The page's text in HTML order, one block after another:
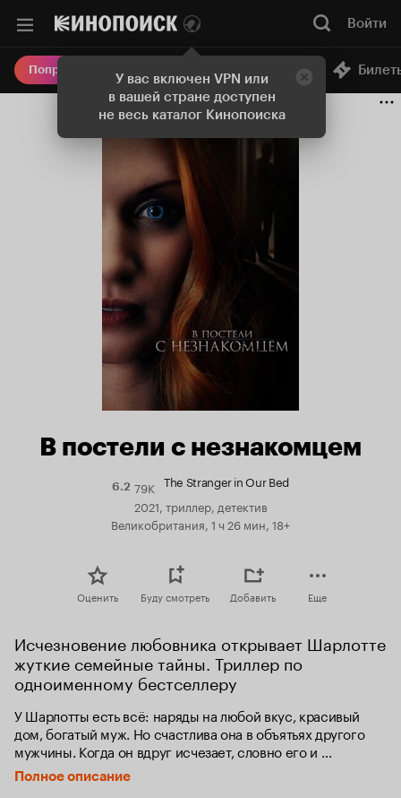
У вас включен VPN или
в вашей стране доступен
не весь каталог Кинопоиска
Войти
Попробовать Плюс Онлайн-кинотеатр
В постели с незнакомцем
6.2Рейтинг
Кинопоиска
79K The Stranger in Our Bed
2021, триллер, детектив
Великобритания, 1 ч 26 мин, 18+
Оценить Буду смотреть Добавить Еще
Исчезновение любовника открывает Шарлотте
жуткие семейные тайны. Триллер по
одноименному бестселлеру
У Шарлотты есть всё: наряды на любой вкус, красивый
дом, богатый муж. Но счастлива она в объятьях другого
мужчины. Когда он вдруг исчезает, словно его и
не существовало, девушка обнаруживает, что вся
её жизнь — паутина лжи и обмана. Распутывая эту сеть,
Полное описание